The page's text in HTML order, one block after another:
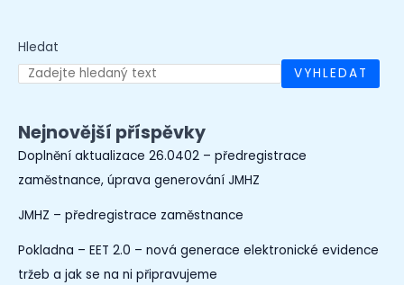
Hledat
VYHLEDAT
Nejnovější příspěvky
Doplnění aktualizace 26.0402 – předregistrace
zaměstnance, úprava generování JMHZ
JMHZ – předregistrace zaměstnance
Pokladna – EET 2.0 – nová generace elektronické evidence
tržeb a jak se na ni připravujeme